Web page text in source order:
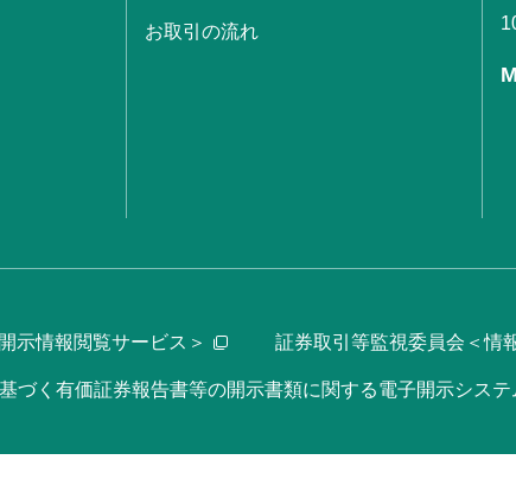
お取引の流れ
示情報閲覧サービス＞ 証券取引等監視委員会＜情
づく有価証券報告書等の開示書類に関する電子開示システ